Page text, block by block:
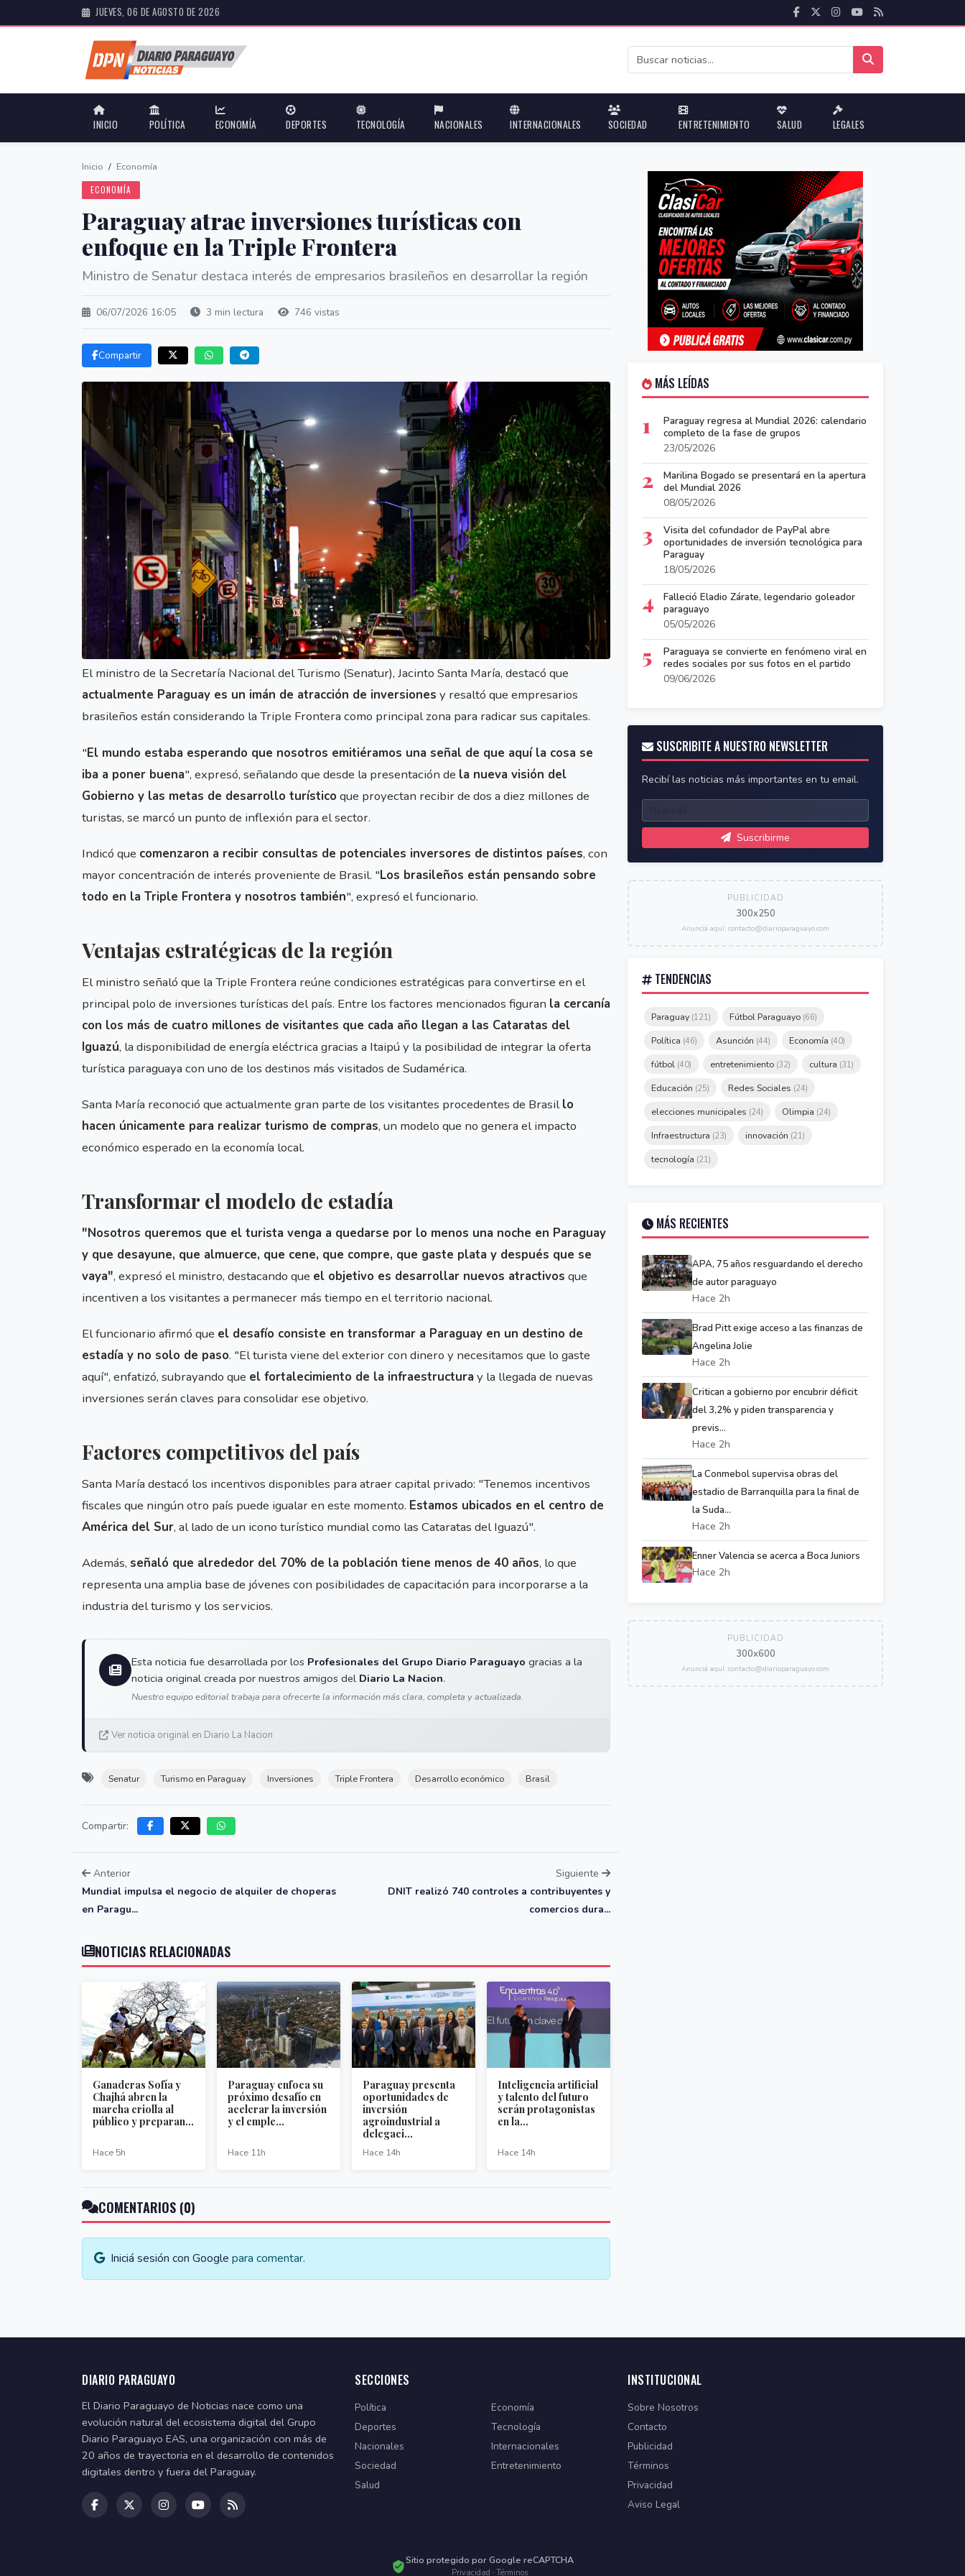
JUEVES, 06 DE AGOSTO DE 2026
INICIO POLÍTICA ECONOMÍA DEPORTES TECNOLOGÍA NACIONALES INTERNACIONALES SOCIEDAD ENTRETENIMIENTO SALUD LEGALES
Inicio / Economía
ECONOMÍA
Paraguay atrae inversiones turísticas con
enfoque en la Triple Frontera
Ministro de Senatur destaca interés de empresarios brasileños en desarrollar la región
06/07/2026 16:05 3 min lectura 746 vistas
Compartir
El ministro de la Secretaría Nacional del Turismo (Senatur), Jacinto Santa María, destacó que
actualmente Paraguay es un imán de atracción de inversiones y resaltó que empresarios
brasileños están considerando la Triple Frontera como principal zona para radicar sus capitales.
"El mundo estaba esperando que nosotros emitiéramos una señal de que aquí la cosa se
iba a poner buena", expresó, señalando que desde la presentación de la nueva visión del
Gobierno y las metas de desarrollo turístico que proyectan recibir de dos a diez millones de
turistas, se marcó un punto de inflexión para el sector.
Indicó que comenzaron a recibir consultas de potenciales inversores de distintos países, con
mayor concentración de interés proveniente de Brasil. "Los brasileños están pensando sobre
todo en la Triple Frontera y nosotros también", expresó el funcionario.
Ventajas estratégicas de la región
El ministro señaló que la Triple Frontera reúne condiciones estratégicas para convertirse en el
principal polo de inversiones turísticas del país. Entre los factores mencionados figuran la cercanía
con los más de cuatro millones de visitantes que cada año llegan a las Cataratas del
Iguazú, la disponibilidad de energía eléctrica gracias a Itaipú y la posibilidad de integrar la oferta
turística paraguaya con uno de los destinos más visitados de Sudamérica.
Santa María reconoció que actualmente gran parte de los visitantes procedentes de Brasillo
hacen únicamente para realizar turismo de compras, un modelo que no genera el impacto
económico esperado en la economía local.
Transformar el modelo de estadía
"Nosotros queremos que el turista venga a quedarse por lo menos una noche en Paraguay
y que desayune, que almuerce, que cene, que compre, que gaste plata y después que se
vaya", expresó el ministro, destacando que el objetivo es desarrollar nuevos atractivos que
incentiven a los visitantes a permanecer más tiempo en el territorio nacional.
El funcionario afirmó que el desafío consiste en transformar a Paraguay en un destino de
estadía y no solo de paso. "El turista viene del exterior con dinero y necesitamos que lo gaste
aquí", enfatizó, subrayando que el fortalecimiento de la infraestructura y la llegada de nuevas
inversiones serán claves para consolidar ese objetivo.
Factores competitivos del país
Santa María destacó los incentivos disponibles para atraer capital privado: "Tenemos incentivos
fiscales que ningún otro país puede igualar en este momento. Estamos ubicados en el centro de
América del Sur, al lado de un icono turístico mundial como las Cataratas del Iguazú".
Además, señaló que alrededor del 70% de la población tiene menos de 40 años, lo que
representa una amplia base de jóvenes con posibilidades de capacitación para incorporarse a la
industria del turismo y los servicios.
Esta noticia fue desarrollada por los Profesionales del Grupo Diario Paraguayo gracias a la
noticia original creada por nuestros amigos del Diario La Nacion.
Nuestro equipo editorial trabaja para ofrecerte la información más clara, completa y actualizada.
Ver noticia original en Diario La Nacion
Senatur Turismo en Paraguay Inversiones Triple Frontera Desarrollo económico Brasil
Compartir:
Anterior
Mundial impulsa el negocio de alquiler de choperas
en Paragu...
Siguiente
DNIT realizó 740 controles a contribuyentes y
comercios dura...
NOTICIAS RELACIONADAS
Ganaderas Sofía y
Chajhá abren la
marcha criolla al
público y preparan...
Hace 5h
Paraguay enfoca su
próximo desafío en
acelerar la inversión
y el emple...
Hace 11h
Paraguay presenta
oportunidades de
inversión
agroindustrial a
delegaci...
Hace 14h
Inteligencia artificial
y talento del futuro
serán protagonistas
en la...
Hace 14h
COMENTARIOS (0)
Iniciá sesión con Google para comentar.
MÁS LEÍDAS
1
Paraguay regresa al Mundial 2026: calendario
completo de la fase de grupos
23/05/2026
2
Marilina Bogado se presentará en la apertura
del Mundial 2026
08/05/2026
3
Visita del cofundador de PayPal abre
oportunidades de inversión tecnológica para
Paraguay
18/05/2026
4
Falleció Eladio Zárate, legendario goleador
paraguayo
05/05/2026
5
Paraguaya se convierte en fenómeno viral en
redes sociales por sus fotos en el partido
09/06/2026
SUSCRIBITE A NUESTRO NEWSLETTER
Recibí las noticias más importantes en tu email.
Suscribirme
PUBLICIDAD
300x250
Anunciá aquí: contacto@diarioparaguayo.com
TENDENCIAS
Paraguay (121) Fútbol Paraguayo (66)
Política (46) Asunción (44) Economía (40)
fútbol (40) entretenimiento (32) cultura (31)
Educación (25) Redes Sociales (24)
elecciones municipales (24) Olimpia (24)
Infraestructura (23) innovación (21)
tecnología (21)
MÁS RECIENTES
APA, 75 años resguardando el derecho
de autor paraguayo
Hace 2h
Brad Pitt exige acceso a las finanzas de
Angelina Jolie
Hace 2h
Critican a gobierno por encubrir déficit
del 3,2% y piden transparencia y
previs...
Hace 2h
La Conmebol supervisa obras del
estadio de Barranquilla para la final de
la Suda...
Hace 2h
Enner Valencia se acerca a Boca Juniors
Hace 2h
PUBLICIDAD
300x600
Anunciá aquí: contacto@diarioparaguayo.com
DIARIO PARAGUAYO
El Diario Paraguayo de Noticias nace como una
evolución natural del ecosistema digital del Grupo
Diario Paraguayo EAS, una organización con más de
20 años de trayectoria en el desarrollo de contenidos
digitales dentro y fuera del Paraguay.
SECCIONES
Política
Economía
Deportes
Tecnología
Nacionales
Internacionales
Sociedad
Entretenimiento
Salud
INSTITUCIONAL
Sobre Nosotros
Contacto
Publicidad
Términos
Privacidad
Aviso Legal
Sitio protegido por Google reCAPTCHA
Privacidad · Términos